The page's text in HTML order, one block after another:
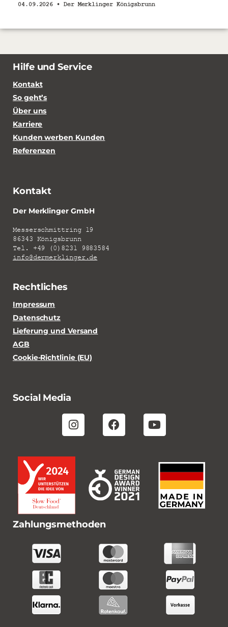
04.09.2026 • Der Merklinger Königsbrunn
Hilfe und Service
Kontakt
So geht’s
Über uns
Karriere
Kunden werben Kunden
Referenzen
Kontakt
Der Merklinger GmbH
Messerschmittring 19
86343 Königsbrunn
Tel. +49 (0)8231 9883584
info@dermerklinger.de
Rechtliches
Impressum
Datenschutz
Lieferung und Versand
AGB
Cookie-Richtlinie (EU)
Social Media
Zahlungsmethoden